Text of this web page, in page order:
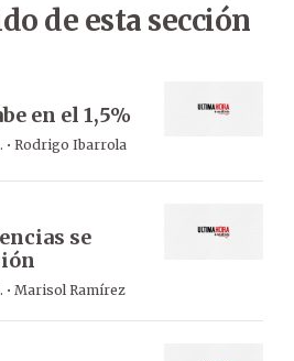
de esta sección
en el 1,5%
· Rodrigo Ibarrola
se
· Marisol Ramírez